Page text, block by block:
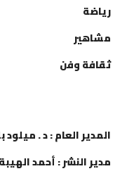
رياضة
مشاهير
ثقافة وفن
المدير العام : د . ميلود بلقاضي
مدير النشر : أحمد الهيبة